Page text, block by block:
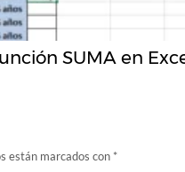
SUMA en
están marcados con *